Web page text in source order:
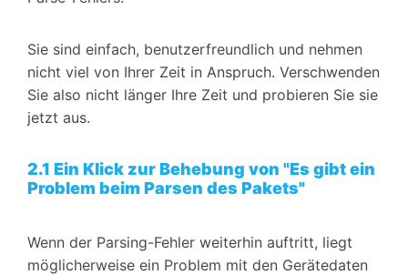
Sie sind einfach, benutzerfreundlich und nehmen
nicht viel von Ihrer Zeit in Anspruch. Verschwenden
Sie also nicht länger Ihre Zeit und probieren Sie sie
jetzt aus.
2.1 Ein Klick zur Behebung von "Es gibt ein
Problem beim Parsen des Pakets"
Wenn der Parsing-Fehler weiterhin auftritt, liegt
möglicherweise ein Problem mit den Gerätedaten